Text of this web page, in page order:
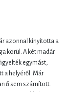
azonnal kinyitotta a
körül. A két madár
egymást,
a helyéről. Már
ő sem számított.